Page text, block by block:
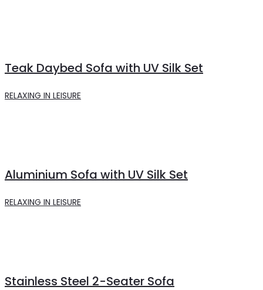
Teak Daybed Sofa with UV Silk Set
RELAXING IN LEISURE
Aluminium Sofa with UV Silk Set
RELAXING IN LEISURE
Stainless Steel 2-Seater Sofa